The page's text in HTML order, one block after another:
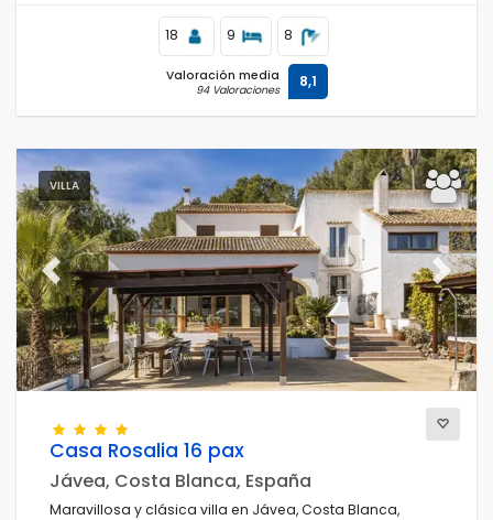
18 9 8
Valoración media
94 Valoraciones 8,1
VILLA
Previous Next
Casa Rosalia 16 pax
Jávea, Costa Blanca, España
Maravillosa y clásica villa en Jávea, Costa Blanca,